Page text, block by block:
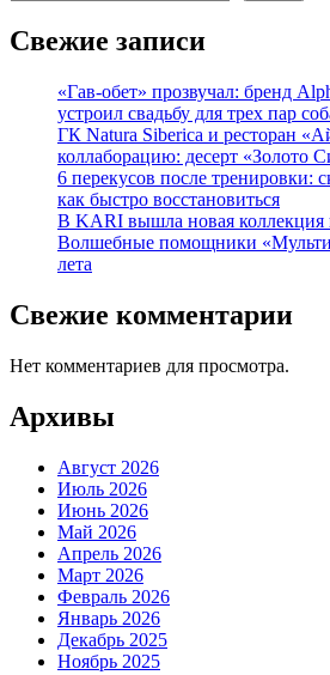
Свежие записи
«Гав-обет» прозвучал: бренд
устроил свадьбу для трех пар
ГК Natura Siberica и ресторан
коллаборацию: десерт «Золото
6 перекусов после тренировки:
как быстро восстановиться
В KARI вышла новая
Волшебные помощники
лета
Свежие комментарии
Нет комментариев для просмотра.
Архивы
Август 2026
Июль 2026
Июнь 2026
Май 2026
Апрель 2026
Март 2026
Февраль 2026
Январь 2026
Декабрь 2025
Ноябрь 2025